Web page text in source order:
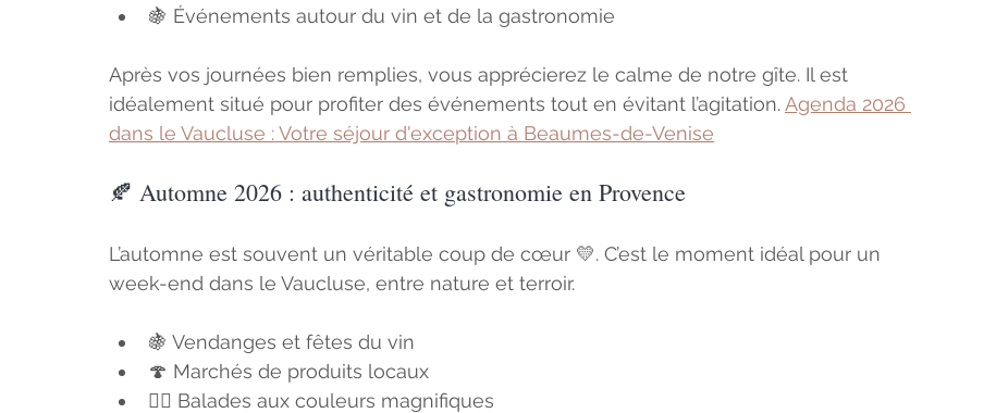
🍇 Événements autour du vin et de la gastronomie
Après vos journées bien remplies, vous apprécierez le calme de notre gîte. Il est
idéalement situé pour profiter des événements tout en évitant l’agitation. Agenda 2026
dans le Vaucluse : Votre séjour d'exception à Beaumes-de-Venise
🍂 Automne 2026 : authenticité et gastronomie en Provence
L’automne est souvent un véritable coup de cœur 💛. C’est le moment idéal pour un
week-end dans le Vaucluse, entre nature et terroir.
🍇 Vendanges et fêtes du vin
🍄 Marchés de produits locaux
🚶‍♀️ Balades aux couleurs magnifiques